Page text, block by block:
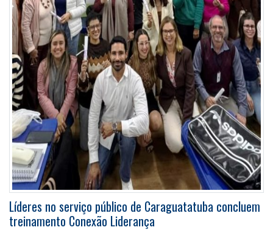
Líderes no serviço público de Caraguatatuba concluem
treinamento Conexão Liderança